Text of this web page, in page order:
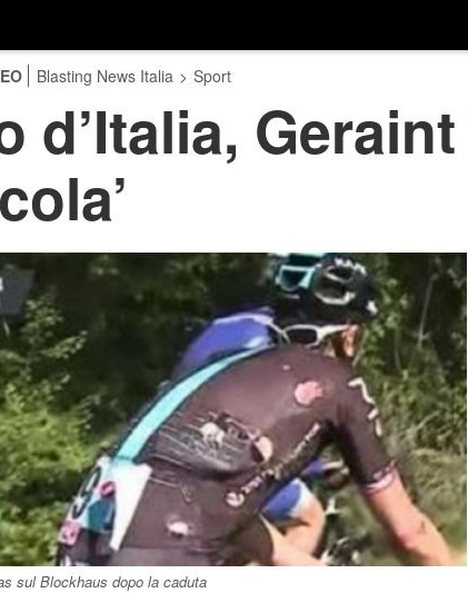
Blasting News Italia > Sport
d’Italia,
sul Blockhaus dopo la caduta